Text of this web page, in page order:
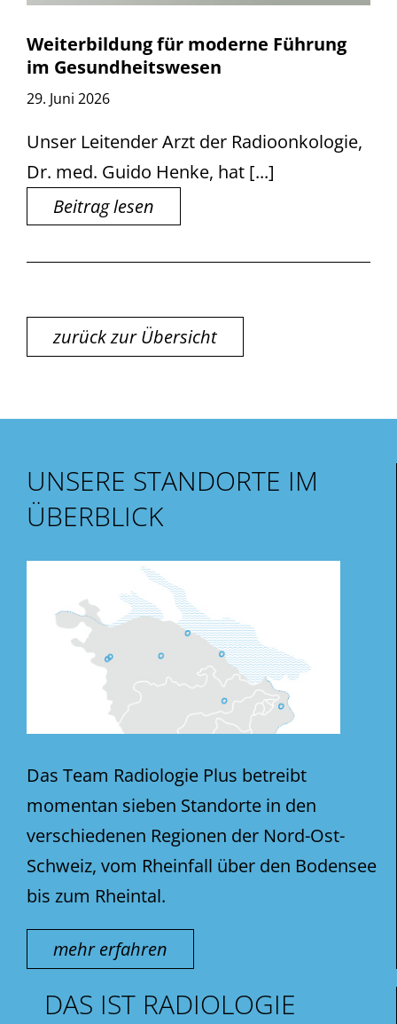
Weiterbildung für moderne Führung
im Gesundheitswesen
29. Juni 2026
Unser Leitender Arzt der Radioonkologie,
Dr. med. Guido Henke, hat [...]
Beitrag lesen
zurück zur Übersicht
UNSERE STANDORTE IM
ÜBERBLICK
Das Team Radiologie Plus betreibt
momentan sieben Standorte in den
verschiedenen Regionen der Nord-Ost-
Schweiz, vom Rheinfall über den Bodensee
bis zum Rheintal.
mehr erfahren
DAS IST RADIOLOGIE